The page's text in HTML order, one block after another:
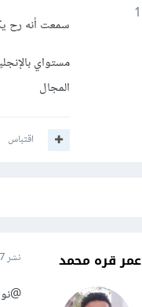
سمعت أنه رح
مستواي
المجال
اقتباس
عمر قره محمد نشر7 أغسطس 2022